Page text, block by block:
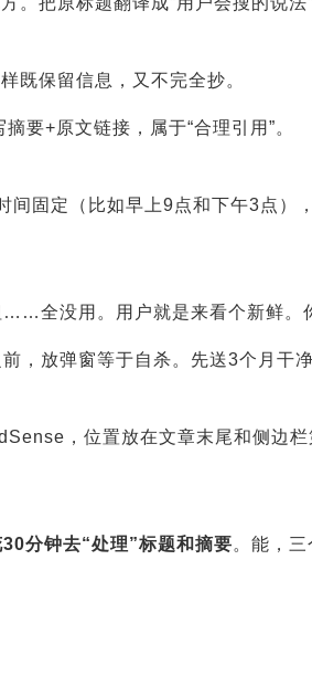
既保留信息，又不完全抄。
要+原文链接，属于“合理引用”。
固定（比如早上9点和下午3点）
全没用。用户就是来看个新鲜。
，放弹窗等于自杀。先送3个月干净
，位置放在文章末尾和侧
分钟去“处理”标题和摘要。能，